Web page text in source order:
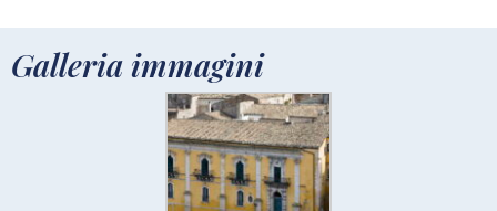
Galleria immagini